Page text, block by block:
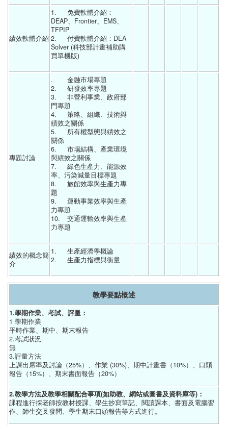
績效軟體介紹
1.	免費軟體介紹：
DEAP、Frontier、EMS、
TFPIP
2.	付費軟體介紹：DEA
Solver (科技部計畫補助購
買單機版)
專題討論
.	金融市場專題
2.	研發效率專題
3.	非營利事業、政府部
門專題
4.	策略、組織、技術與
績效之關係
5.	所有權型態與績效之
關係
6.	市場結構、產業環境
與績效之關係
7.	綠色生產力、能源效
率、污染減量目標專題
8.	旅館效率與生產力專
題
9.	運動事業效率與生產
力專題
10.	交通運輸效率與生產
力專題
績效的概念簡
介
1.	生產經濟學概論
2.	生產力指標與衡量
教學要點概述
1.學期作業、考試、評量：
1 學期作業
平時作業、期中、期末報告
2.考試狀況
無
3.評量方法
上課出席率及討論（25%）、作業 (30%)、期中計畫書（10%）、口頭
報告（15%）、期末書面報告（20%）
2.教學方法及教學相關配合事項(如助教、網站或圖書及資料庫等)：
課程進行採老師按教材授課、學生抄寫筆記、閱讀課本、書面及電腦習
作、師生交叉發問、學生期末口頭報告等方式進行。